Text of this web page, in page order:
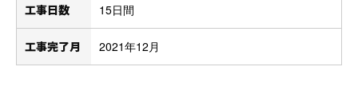
工事日数 15日間
工事完了月 2021年12月